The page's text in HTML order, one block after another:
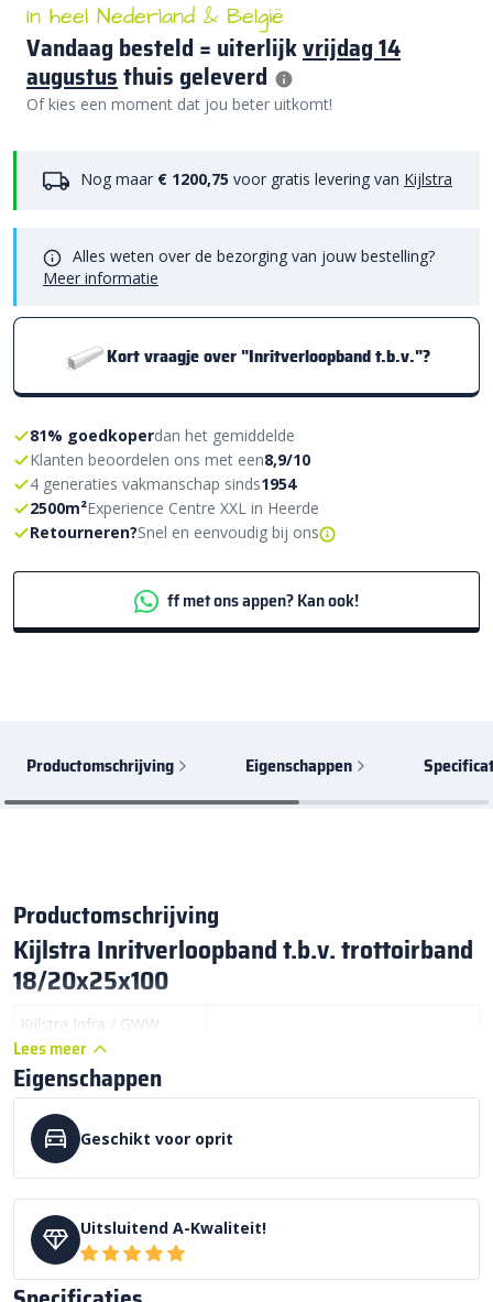
In heel Nederland & België
Vandaag besteld = uiterlijkvrijdag 14
augustusthuis geleverd
Of kies een moment dat jou beter uitkomt!
Nog maar € 1200,75 voor gratis levering van Kijlstra
Alles weten over de bezorging van jouw bestelling?
Meer informatie
Kort vraagje over "Inritverloopband t.b.v."?
81% goedkoperdan het gemiddelde
Klanten beoordelen ons met een8,9/10
4 generaties vakmanschap sinds1954
2500m²Experience Centre XXL in Heerde
Retourneren?Snel en eenvoudig bij ons
ff met ons appen? Kan ook!
Productomschrijving Eigenschappen
Productomschrijving
Kijlstra Inritverloopband t.b.v. trottoirband
18/20x25x100
Kijlstra Infra / GWW
trottoirbanden:
Prijs incl. btw:
Kijlstra Beton:
infra GWW assortiment
Kleur:
Kwaliteit:
A – Kwaliteit Af fabriek Kijlstra B.V.
projectbestrating
Besteleenheid:
Lees meer
Eigenschappen
Geschikt voor oprit
Uitsluitend A-Kwaliteit!